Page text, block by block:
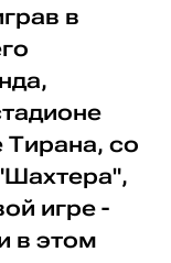
в
Тирана, со
игре -
в этом